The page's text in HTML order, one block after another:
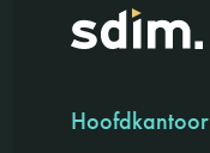
Hoofdkantoor